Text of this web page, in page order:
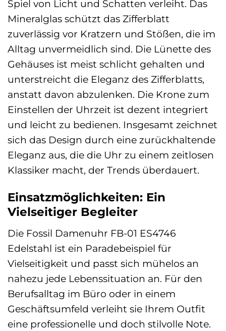
Spiel von Licht und Schatten verleiht. Das
Mineralglas schützt das Zifferblatt
zuverlässig vor Kratzern und Stößen, die im
Alltag unvermeidlich sind. Die Lünette des
Gehäuses ist meist schlicht gehalten und
unterstreicht die Eleganz des Zifferblatts,
anstatt davon abzulenken. Die Krone zum
Einstellen der Uhrzeit ist dezent integriert
und leicht zu bedienen. Insgesamt zeichnet
sich das Design durch eine zurückhaltende
Eleganz aus, die die Uhr zu einem zeitlosen
Klassiker macht, der Trends überdauert.
Einsatzmöglichkeiten: Ein
Vielseitiger Begleiter
Die Fossil Damenuhr FB-01 ES4746
Edelstahl ist ein Paradebeispiel für
Vielseitigkeit und passt sich mühelos an
nahezu jede Lebenssituation an. Für den
Berufsalltag im Büro oder in einem
Geschäftsumfeld verleiht sie Ihrem Outfit
eine professionelle und doch stilvolle Note.